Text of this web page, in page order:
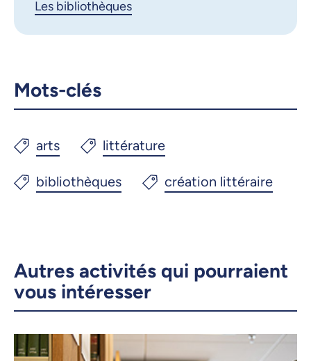
Les bibliothèques
Mots-clés
Autres activités qui pourraient
vous intéresser